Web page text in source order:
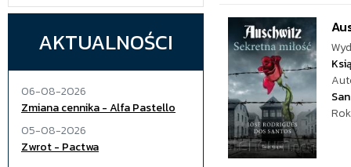
AKTUALNOŚCI
06-08-2026
Zmiana cennika - Alfa Pastello
05-08-2026
Zwrot - Pactwa